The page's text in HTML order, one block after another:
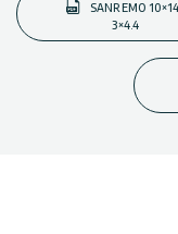
SANREMO
3×4.4